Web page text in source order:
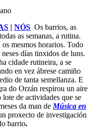
| NÓS Os barrios, as
as semanas, a rutina.
os mesmos horarios. Todo
días tinxidos de luns.
cidade rutineira, a se
en vez ábrese camiño
de tanta semellanza. E
do Orzán respirou un aire
lote de actividades que se
da man de Música en
proxecto de investigación
barrio.